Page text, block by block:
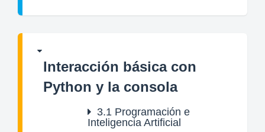
Interacción básica con
Python y la consola
3.1 Programación e
Inteligencia Artificial